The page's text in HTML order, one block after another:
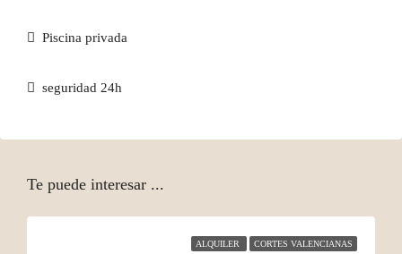
Piscina privada
seguridad 24h
Te puede interesar ...
ALQUILER CORTES VALENCIANAS